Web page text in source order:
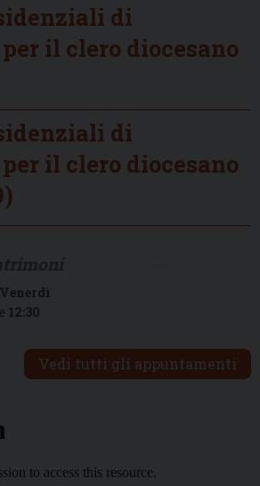
di
il clero diocesano
di
il clero diocesano
Venerdì
12:30
Vedi tutti gli appuntamenti